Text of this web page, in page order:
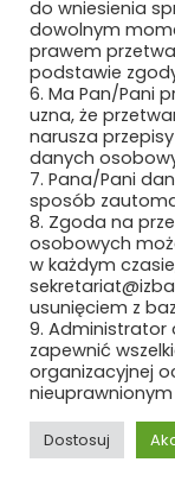
MIAMI
MIDURA
SP. Z O.O.
MK
MMR
MMT IDEA
do wniesienia
dowolnym
prawem
podstawie
6. Ma Pan/Pani
uzna, że
narusza
danych
7. Pana/Pani
sposób
8. Zgoda na
osobowych
w każdym
usunięciem z
9. Administrator
zapewnić
organizacyjnej
Dostosuj